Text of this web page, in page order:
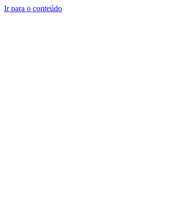
Ir para o conteúdo